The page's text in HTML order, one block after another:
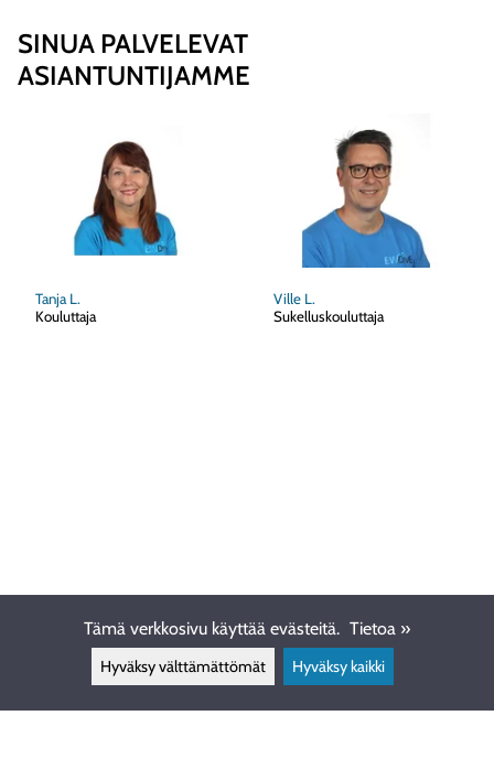
SINUA PALVELEVAT
ASIANTUNTIJAMME
Tanja L.
Kouluttaja
Ville L.
Sukelluskouluttaja
Tämä verkkosivu käyttää evästeitä. Tietoa »
Hyväksy välttämättömät Hyväksy kaikki